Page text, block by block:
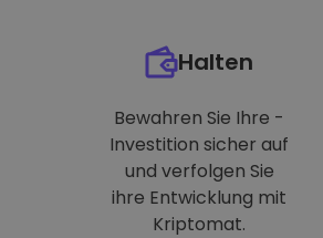
Halten
Bewahren Sie Ihre -
Investition sicher auf
und verfolgen Sie
ihre Entwicklung mit
Kriptomat.